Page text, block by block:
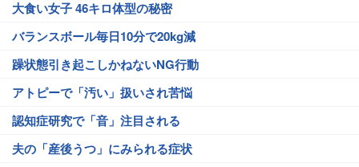
大食い女子 46キロ体型の秘密
バランスボール毎日10分で20kg減
躁状態引き起こしかねないNG行動
アトピーで「汚い」扱いされ苦悩
認知症研究で「音」注目される
夫の「産後うつ」にみられる症状